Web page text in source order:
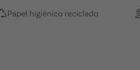
Papel higiénico reciclado